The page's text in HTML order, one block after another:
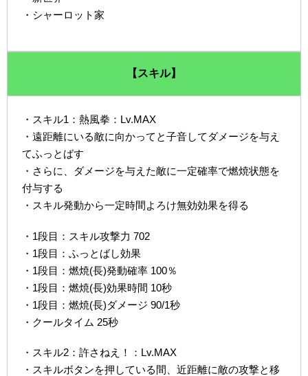
・シャーロット家
【スキル】
・スキル1：熱風拳：Lv.MAX
・遠距離にいる敵に向かってと子音してダメージを与え
てふっとばす
・さらに、ダメージを与えた敵に一定確率で燃焼状態を
付与する
・スキル発動から一定時間よろけ無効効果を得る
・1段目：スキル攻撃力 702
・1段目：ふっとばし効果
・1段目：燃焼(長)発動確率 100％
・1段目：燃焼(長)効果時間 10秒
・1段目：燃焼(長)ダメージ 90/1秒
・クールタイム 25秒
・スキル2：許さねえ！：Lv.MAX
・スキルボタンを押している間、近距離に敵の攻撃と移